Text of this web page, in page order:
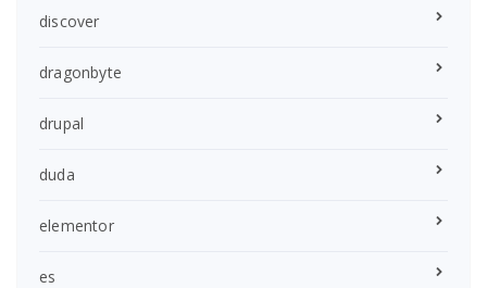
discover
dragonbyte
drupal
duda
elementor
es